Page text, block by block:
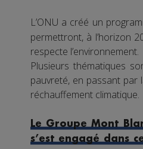
L’ONU a créé un
permettront, à l’horizon
respecte l’environnement.
Plusieurs thématiques
pauvreté, en passant
réchauffement climatique.
Le Groupe Mont
s’est engagé dans